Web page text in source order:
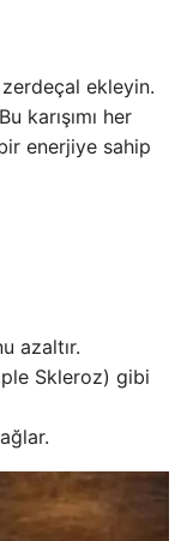
zerdeçal ekleyin.
karışımı her
enerjiye sahip
azaltır.
Skleroz) gibi